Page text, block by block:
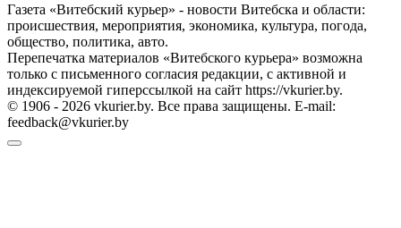
Газета «Витебский курьер» - новости Витебска и области:
происшествия, мероприятия, экономика, культура, погода,
общество, политика, авто.
Перепечатка материалов «Витебского курьера» возможна
только с письменного согласия редакции, с активной и
индексируемой гиперссылкой на сайт https://vkurier.by.
© 1906 - 2026 vkurier.by. Все права защищены. E-mail:
feedback@vkurier.by